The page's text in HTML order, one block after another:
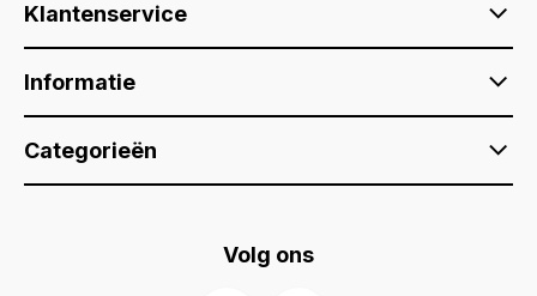
Klantenservice
Informatie
Categorieën
Volg ons